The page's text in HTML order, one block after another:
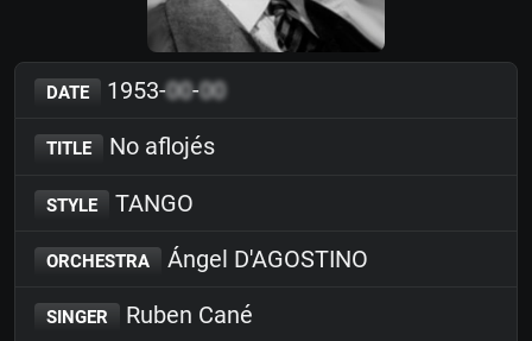
DATE 1953-00-00
TITLE No aflojés
STYLE TANGO
ORCHESTRA Ángel D'AGOSTINO
SINGER Ruben Cané